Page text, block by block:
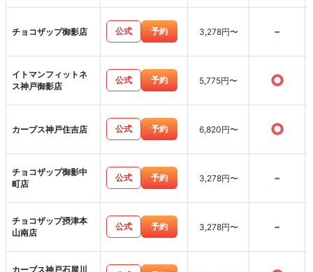
チョコザップ御影店 公式 予約 3,278円〜 -
イトマンフィットネ
ス神戸御影店
公式 予約 5,775円〜 ○
カーブス神戸住吉店 公式 予約 6,820円〜 ○
チョコザップ御影中
町店
公式 予約 3,278円〜 -
チョコザップ摂津本
山南店
公式 予約 3,278円〜 -
カーブス神戸石屋川